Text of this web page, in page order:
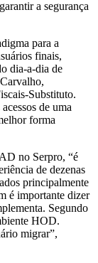
a segurança
para a
finais,
dia-a-dia de
Substituto.
de uma
forma
no Serpro, “é
de dezenas
principalmente
é importante dizer
Segundo
HOD.
migrar”,